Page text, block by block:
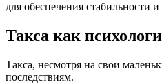
для обеспечения стабильности
Такса как
Такса, несмотря на свои
последствиям.